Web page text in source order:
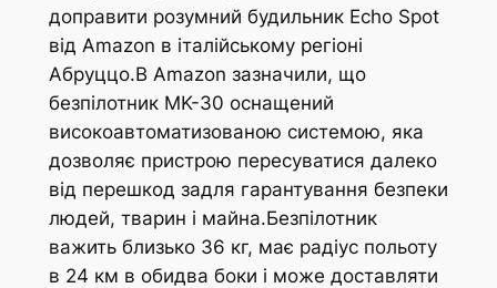
доправити розумний будильник Echo Spot
від Amazon в італійському регіоні
Абруццо.В Amazon зазначили, що
безпілотник МK-30 оснащений
високоавтоматизованою системою, яка
дозволяє пристрою пересуватися далеко
від перешкод задля гарантування безпеки
людей, тварин і майна.Безпілотник
важить близько 36 кг, має радіус польоту
в 24 км в обидва боки і може доставляти